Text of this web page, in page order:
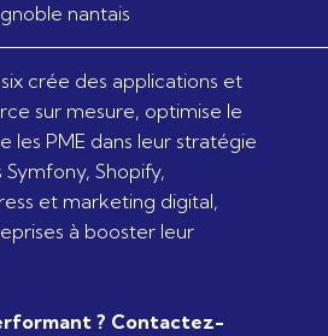
nantais
crée des applications et
sur mesure, optimise le
les PME dans leur stratégie
Shopify,
et marketing digital,
à booster leur
? Contactez-